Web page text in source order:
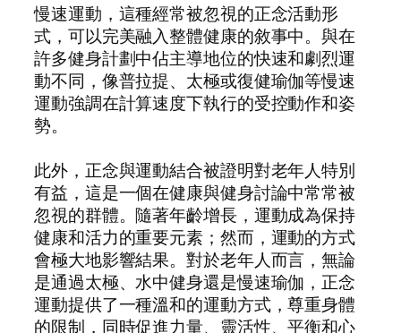
慢速運動，這種經常被忽視的正念活動形
式，可以完美融入整體健康的敘事中。與在
許多健身計劃中佔主導地位的快速和劇烈運
動不同，像普拉提、太極或復健瑜伽等慢速
運動強調在計算速度下執行的受控動作和姿
勢。
此外，正念與運動結合被證明對老年人特別
有益，這是一個在健康與健身討論中常常被
忽視的群體。隨著年齡增長，運動成為保持
健康和活力的重要元素；然而，運動的方式
會極大地影響結果。對於老年人而言，無論
是通過太極、水中健身還是慢速瑜伽，正念
運動提供了一種溫和的運動方式，尊重身體
的限制，同時促進力量、靈活性、平衡和心